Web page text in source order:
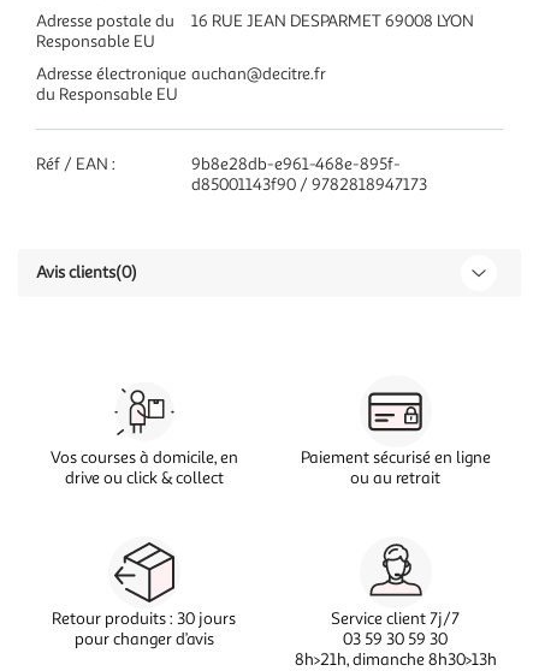
Adresse postale du
Responsable EU
16 RUE JEAN DESPARMET 69008 LYON
Adresse électronique
du Responsable EU
auchan@decitre.fr
Réf / EAN :
9b8e28db-e961-468e-895f-
d85001143f90 / 9782818947173
Avis clients(0)
Vos courses à domicile, en
drive ou click & collect
Paiement sécurisé en ligne
ou au retrait
Retour produits : 30 jours
pour changer d’avis
Service client 7j/7
03 59 30 59 30
8h>21h, dimanche 8h30>13h